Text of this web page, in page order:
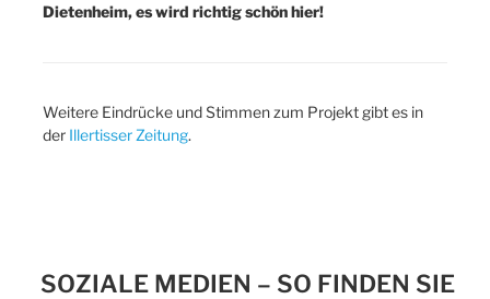
Dietenheim, es wird richtig schön hier!
Weitere Eindrücke und Stimmen zum Projekt gibt es in
der Illertisser Zeitung.
SOZIALE MEDIEN – SO FINDEN SIE